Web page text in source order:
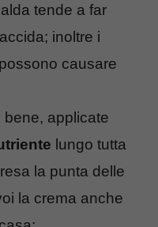
tende a far
inoltre i
possono causare
applicate
lungo tutta
la punta delle
la crema anche